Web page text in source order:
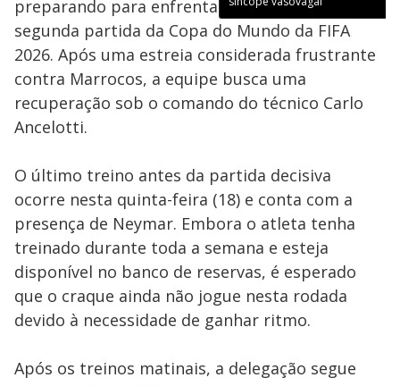
preparando para enfrentar o Haiti em sua
segunda partida da Copa do Mundo da FIFA
2026. Após uma estreia considerada frustrante
contra Marrocos, a equipe busca uma
recuperação sob o comando do técnico Carlo
Ancelotti.
O último treino antes da partida decisiva
ocorre nesta quinta-feira (18) e conta com a
presença de Neymar. Embora o atleta tenha
treinado durante toda a semana e esteja
disponível no banco de reservas, é esperado
que o craque ainda não jogue nesta rodada
devido à necessidade de ganhar ritmo.
Após os treinos matinais, a delegação segue